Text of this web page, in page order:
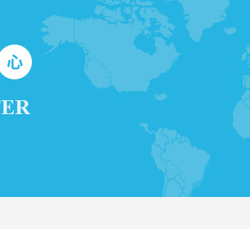
带电喷涂
带电喷涂防污闪涂料